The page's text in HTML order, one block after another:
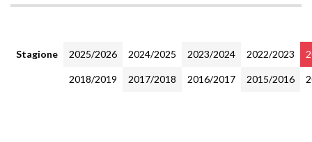
Stagione 2025/2026 2024/2025 2023/2024 2022/2023
2018/2019 2017/2018 2016/2017 2015/2016